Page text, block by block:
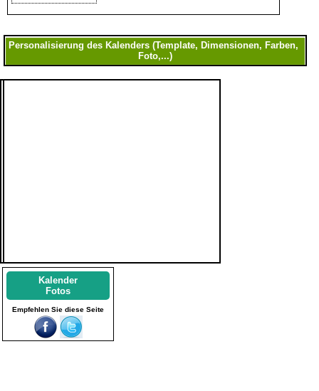
Kalender
Fotos
Empfehlen Sie diese Seite